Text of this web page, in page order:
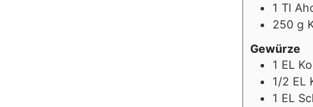
1 Tl
250 g
Gewürze
1 EL
1/2 EL
1 EL